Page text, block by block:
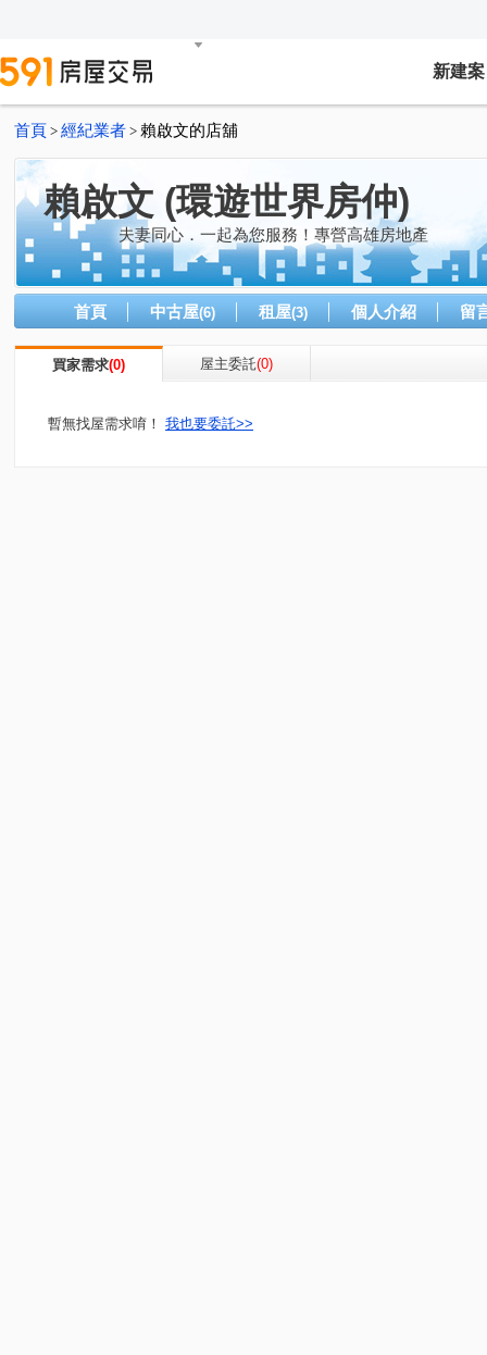
新建案
首頁 > 經紀業者 > 賴啟文的店舖
賴啟文 (環遊世界房仲)
夫妻同心．一起為您服務！專營高雄房地產
首頁 中古屋(6) 租屋(3) 個人介紹 留
買家需求(0) 屋主委託(0)
暫無找屋需求唷！ 我也要委託>>